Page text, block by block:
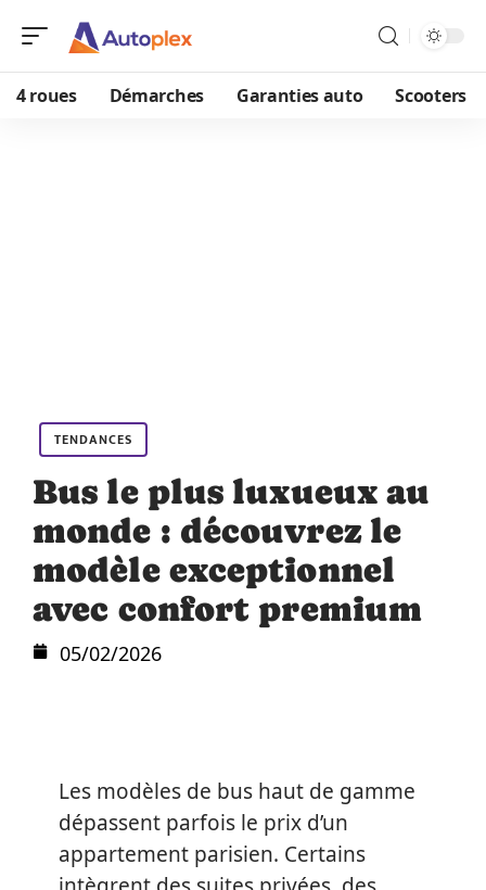
4 roues Démarches Garanties auto Scooters
TENDANCES
Bus le plus luxueux au
monde : découvrez le
modèle exceptionnel
avec confort premium
05/02/2026
Les modèles de bus haut de gamme
dépassent parfois le prix d’un
appartement parisien. Certains